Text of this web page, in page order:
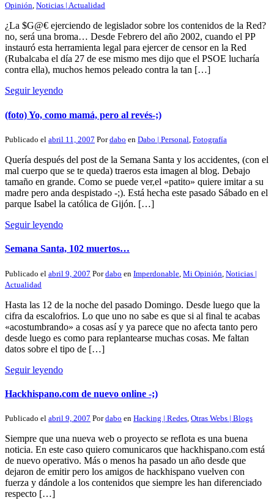
Opinión, Noticias | Actualidad
¿La $G@€ ejerciendo de legislador sobre los contenidos de la Red?
no, será una broma… Desde Febrero del año 2002, cuando el PP
instauró esta herramienta legal para ejercer de censor en la Red
(Rubalcaba el día 27 de ese mismo mes dijo que el PSOE lucharía
contra ella), muchos hemos peleado contra la tan […]
Seguir leyendo
(foto) Yo, como mamá, pero al revés-;)
Publicado el abril 11, 2007 Pordabo en Dabo | Personal, Fotografía
Quería después del post de la Semana Santa y los accidentes, (con el
mal cuerpo que se te queda) traeros esta imagen al blog. Debajo
tamaño en grande. Como se puede ver,el «patito» quiere imitar a su
madre pero anda despistado -;). Está hecha este pasado Sábado en el
parque Isabel la católica de Gijón. […]
Seguir leyendo
Semana Santa, 102 muertos…
Publicado el abril 9, 2007 Pordabo en Imperdonable Mi Opinión Noticias |
Actualidad
Hasta las 12 de la noche del pasado Domingo. Desde luego que la
cifra da escalofrios. Lo que uno no sabe es que si al final te acabas
«acostumbrando» a cosas así y ya parece que no afecta tanto pero
desde luego es como para replantearse muchas cosas. Me faltan
datos sobre el tipo de […]
Seguir leyendo
Hackhispano.com de nuevo online -;)
Publicado el abril 9, 2007 Pordabo en Hacking | Redes, Otras Webs | Blogs
Siempre que una nueva web o proyecto se reflota es una buena
noticia. En este caso quiero comunicaros que hackhispano.com está
de nuevo operativo. Más o menos ha pasado un año desde que
dejaron de emitir pero los amigos de hackhispano vuelven con
fuerza y dándole a los contenidos que siempre les han diferenciado
respecto […]